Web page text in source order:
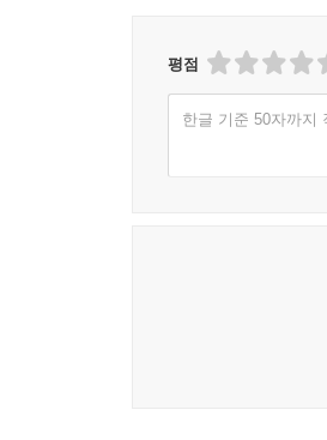
저복압 코어 운동 및 골
몸통 굽힘 및 다리 뒤면
평점
한글 기준 50자까지